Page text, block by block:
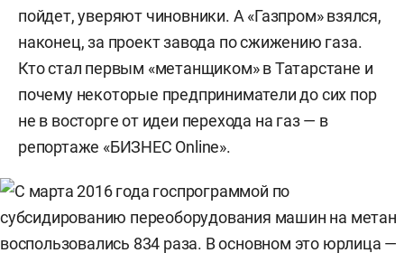
пойдет, уверяют чиновники. А «Газпром» взялся,
наконец, за проект завода по сжижению газа.
Кто стал первым «метанщиком» в Татарстане и
почему некоторые предприниматели до сих пор
не в восторге от идеи перехода на газ — в
репортаже «БИЗНЕС Online».